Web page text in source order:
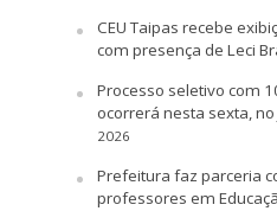
CEU Taipas recebe
com presença de Leci
Processo seletivo com
ocorrerá nesta sexta, no
2026
Prefeitura faz parceria
professores em